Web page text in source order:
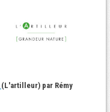
(L'artilleur) par Rémy